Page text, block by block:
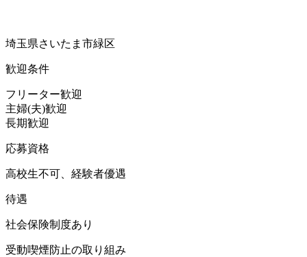
埼玉県さいたま市緑区
歓迎条件
フリーター歓迎
主婦(夫)歓迎
長期歓迎
応募資格
高校生不可、経験者優遇
待遇
社会保険制度あり
受動喫煙防止の取り組み